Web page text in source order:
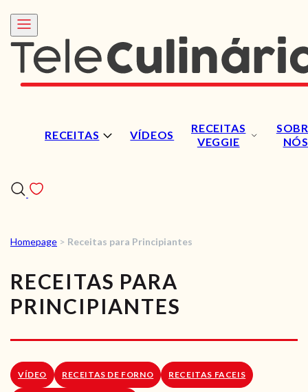
RECEITAS VÍDEOS
RECEITAS
VEGGIE
NÓS
RECEITAS
VÍDEOS
RECEITAS VEGGIE
LOJA ONLINE
Homepage > Receitas para Principiantes
RECEITAS PARA
PRINCIPIANTES
VÍDEO RECEITAS DE FORNO RECEITAS FACEIS